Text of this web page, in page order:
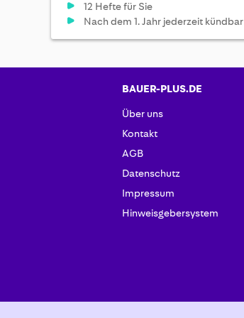
12 Hefte für Sie
Nach dem 1. Jahr jederzeit kündbar
BAUER-PLUS.DE
Über uns
Kontakt
AGB
Datenschutz
Impressum
Hinweisgebersystem